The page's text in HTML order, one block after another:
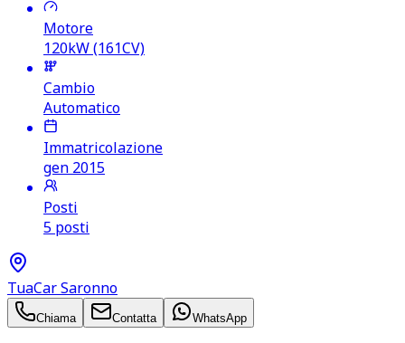
Motore
120kW (161CV)
Cambio
Automatico
Immatricolazione
gen 2015
Posti
5 posti
TuaCar Saronno
Chiama Contatta WhatsApp